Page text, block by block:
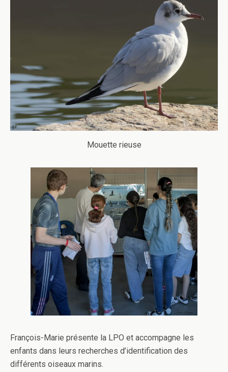
Mouette rieuse
François-Marie présente la LPO et accompagne les
enfants dans leurs recherches d’identification des
différents oiseaux marins.